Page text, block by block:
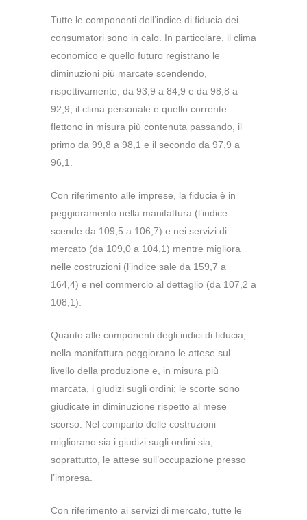
Tutte le componenti dell’indice di fiducia dei
consumatori sono in calo. In particolare, il clima
economico e quello futuro registrano le
diminuzioni più marcate scendendo,
rispettivamente, da 93,9 a 84,9 e da 98,8 a
92,9; il clima personale e quello corrente
flettono in misura più contenuta passando, il
primo da 99,8 a 98,1 e il secondo da 97,9 a
96,1.
Con riferimento alle imprese, la fiducia è in
peggioramento nella manifattura (l’indice
scende da 109,5 a 106,7) e nei servizi di
mercato (da 109,0 a 104,1) mentre migliora
nelle costruzioni (l’indice sale da 159,7 a
164,4) e nel commercio al dettaglio (da 107,2 a
108,1).
Quanto alle componenti degli indici di fiducia,
nella manifattura peggiorano le attese sul
livello della produzione e, in misura più
marcata, i giudizi sugli ordini; le scorte sono
giudicate in diminuzione rispetto al mese
scorso. Nel comparto delle costruzioni
migliorano sia i giudizi sugli ordini sia,
soprattutto, le attese sull’occupazione presso
l’impresa.
Con riferimento ai servizi di mercato, tutte le